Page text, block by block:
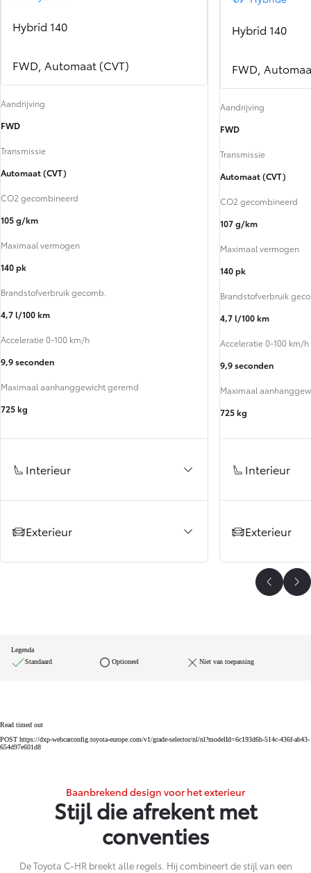
Hybrid 140
FWD, Automaat (CVT)
Aandrijving
FWD
Transmissie
Automaat (CVT)
CO2 gecombineerd
105 g/km
Maximaal vermogen
140 pk
Brandstofverbruik gecomb.
4,7 l/100 km
Acceleratie 0-100 km/h
9,9 seconden
Maximaal aanhanggewicht geremd
725 kg
Interieur
Exterieur
Hybrid 140
FWD,
Aandrijving
FWD
Transmissie
Automaat (CVT)
CO2 gecombineerd
107 g/km
Maximaal vermogen
140 pk
Brandstofverbruik
4,7 l/100 km
Acceleratie 0-100 km/h
9,9 seconden
Maximaal
725 kg
Interieur
Exterieur
Vorige
Legenda
Standaard
Optioneel Niet van toepassing
Read timed out
POST https://dxp-webcarconfig.toyota-europe.com/v1/grade-selector/nl/nl?modelId=6c193d6b-514c-436f-ab43-
654d97e601d8
Baanbrekend design voor het exterieur
Stijl die afrekent met
conventies
De Toyota C-HR breekt alle regels. Hij combineert de stijl van een